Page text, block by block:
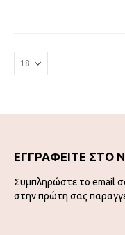
ΕΓΓΡΑΦΕΙΤΕ ΣΤΟ
Συμπληρώστε το email
στην πρώτη σας